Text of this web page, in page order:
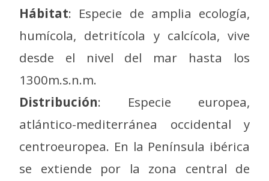
Hábitat: Especie de amplia ecología,
humícola, detritícola y calcícola, vive
desde el nivel del mar hasta los
1300m.s.n.m.
Distribución: Especie europea,
atlántico-mediterránea occidental y
centroeuropea. En la Península ibérica
se extiende por la zona central de